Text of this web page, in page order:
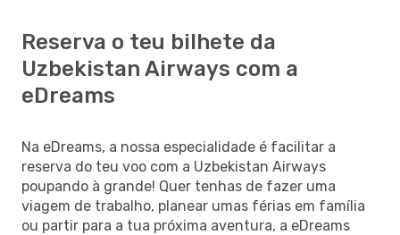
Reserva o teu bilhete da
Uzbekistan Airways com a
eDreams
Na eDreams, a nossa especialidade é facilitar a
reserva do teu voo com a Uzbekistan Airways
poupando à grande! Quer tenhas de fazer uma
viagem de trabalho, planear umas férias em família
ou partir para a tua próxima aventura, a eDreams